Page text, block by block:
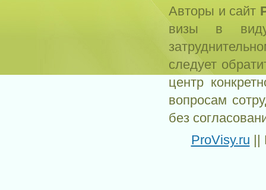
Авторы и сайт
визы в виду
следует
центр
вопросам
без
ProVisy.ru ||